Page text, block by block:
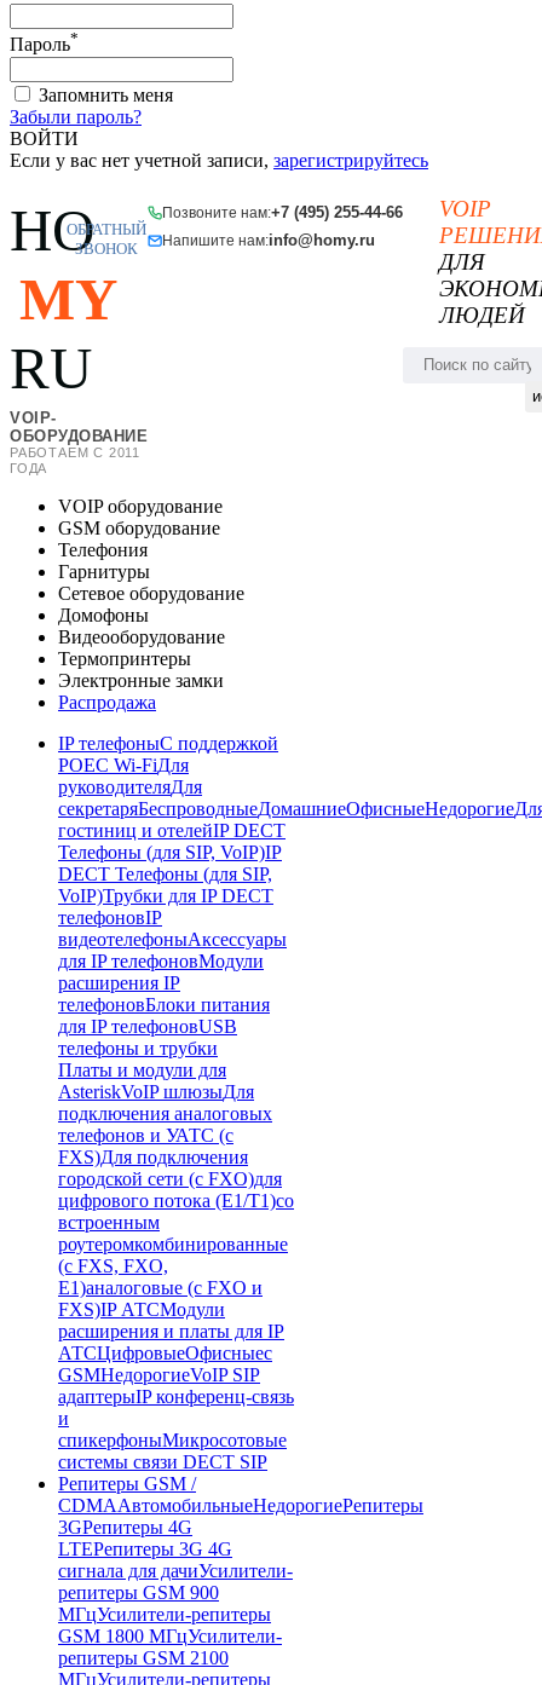
Пароль*
Запомнить меня
Забыли пароль?
ВОЙТИ
Если у вас нет учетной записи, зарегистрируйтесь
HO
MY
RU
VOIP-
ОБОРУДОВАНИЕ
РАБОТАЕМ С 2011
ГОДА
Позвоните нам:+7 (495) 255-44-66
Напишите нам:info@homy.ru
ОБРАТНЫЙ
ЗВОНОК
VOIP
ДЛЯ
ЛЮДЕЙ
VOIP оборудование
GSM оборудование
Телефония
Гарнитуры
Сетевое оборудование
Домофоны
Видеооборудование
Термопринтеры
Электронные замки
Распродажа
IP телефоныС поддержкой
POEC Wi-FiДля
руководителяДля
секретаряБеспроводныеДомашниеОфисныеНедорогие
гостиниц и отелейIP DECT
Телефоны (для SIP, VoIP)IP
DECT Телефоны (для SIP,
VoIP)Трубки для IP DECT
телефоновIP
видеотелефоныАксессуары
для IP телефоновМодули
расширения IP
телефоновБлоки питания
для IP телефоновUSB
телефоны и трубки
Платы и модули для
AsteriskVoIP шлюзыДля
подключения аналоговых
телефонов и УАТС (с
FXS)Для подключения
городской сети (с FXO)для
цифрового потока (E1/T1)со
встроенным
роутеромкомбинированные
(c FXS, FXO,
E1)аналоговые (с FXO и
FXS)IP АТСМодули
расширения и платы для IP
АТСЦифровыеОфисныес
GSMНедорогиеVoIP SIP
адаптерыIP конференц-связь
и
спикерфоныМикросотовые
системы связи DECT SIP
Репитеры GSM /
CDMAАвтомобильныеНедорогиеРепитеры
3GРепитеры 4G
LTEРепитеры 3G 4G
сигнала для дачиУсилители-
репитеры GSM 900
МГцУсилители-репитеры
GSM 1800 МГцУсилители-
репитеры GSM 2100
МГцУсилители-репитеры